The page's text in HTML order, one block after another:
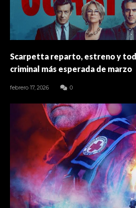
Scarpetta reparto, estreno y
criminal más esperada de marzo
febrero 17, 2026 0